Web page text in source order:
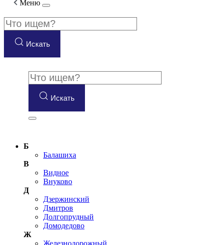
Меню
Искать
Искать
Б
Балашиха
В
Видное
Внуково
Д
Дзержинский
Дмитров
Долгопрудный
Домодедово
Ж
Железнодорожный